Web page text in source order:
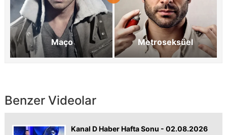
Maço Metroseksüel
Benzer Videolar
Kanal D Haber Hafta Sonu - 02.08.2026